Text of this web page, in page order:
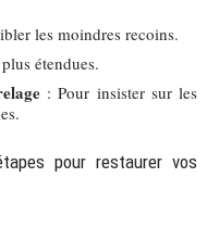
les moindres recoins.
étendues.
: Pour insister sur les
pour restaurer vos